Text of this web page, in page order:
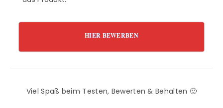
HIER BEWERBEN
Viel Spaß beim Testen, Bewerten & Behalten 🙂